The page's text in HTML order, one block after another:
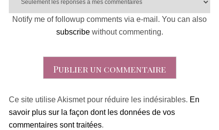
Notify me of followup comments via e-mail. You can also
subscribewithout commenting.
Ce site utilise Akismet pour réduire les indésirables. En
savoir plus sur la façon dont les données de vos
commentaires sont traitées.